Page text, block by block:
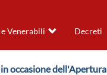
Venerabili Decreti
occasione